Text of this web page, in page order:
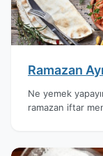
Ramazan
Ne yemek
ramazan iftar